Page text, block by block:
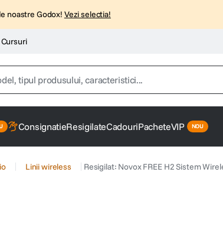
noastre Godox! Vezi selectia!
Cursuri
tipul produsului, caracteristici...
ConsignatieResigilateCadouriPacheteVIP
Linii wireless Resigilat: Novox FREE H2 Sistem